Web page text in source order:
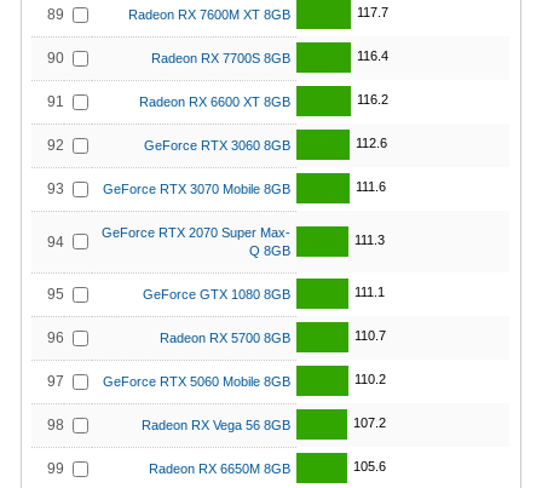
89 Radeon RX 7600M XT 8GB 117.7
90 Radeon RX 7700S 8GB 116.4
91 Radeon RX 6600 XT 8GB 116.2
92 GeForce RTX 3060 8GB 112.6
93 GeForce RTX 3070 Mobile 8GB 111.6
94
GeForce RTX 2070 Super Max-
Q 8GB
111.3
95 GeForce GTX 1080 8GB 111.1
96 Radeon RX 5700 8GB 110.7
97 GeForce RTX 5060 Mobile 8GB 110.2
98 Radeon RX Vega 56 8GB 107.2
99 Radeon RX 6650M 8GB 105.6